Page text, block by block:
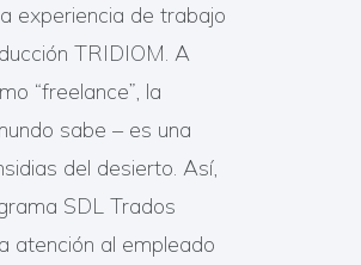
experiencia de trabajo
TRIDIOM. A
“freelance”, la
sabe – es una
del desierto. Así,
SDL Trados
atención al empleado